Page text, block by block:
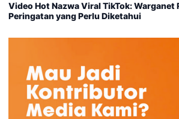
Video Hot Nazwa Viral TikTok: Warganet
Peringatan yang Perlu Diketahui